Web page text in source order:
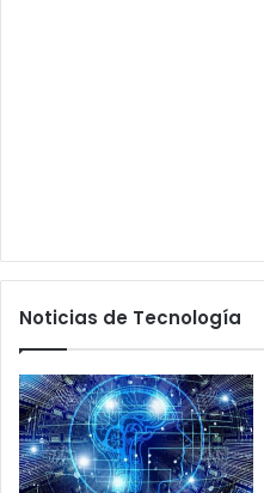
Noticias de Tecnología